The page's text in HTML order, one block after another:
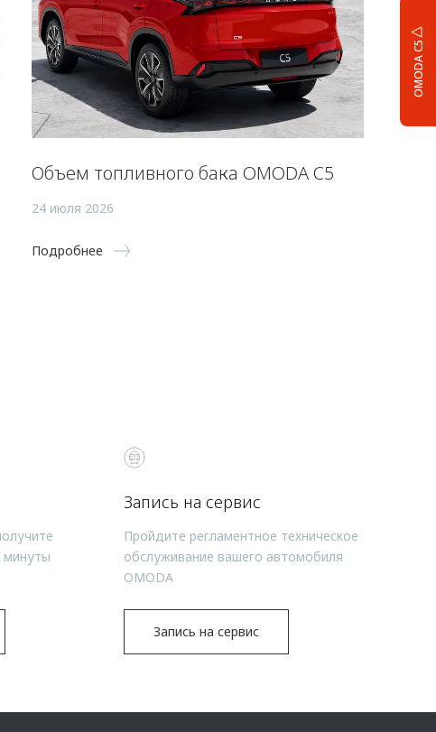
OMODA C5
Объем топливного бака OMODA C5
24 июля 2026
Подробнее
минуты
Запись на сервис
Пройдите регламентное техническое
обслуживание вашего автомобиля
OMODA
Запись на сервис